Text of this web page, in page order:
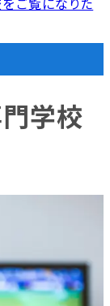
を比較
紹介
細について
にかかる費用
学校